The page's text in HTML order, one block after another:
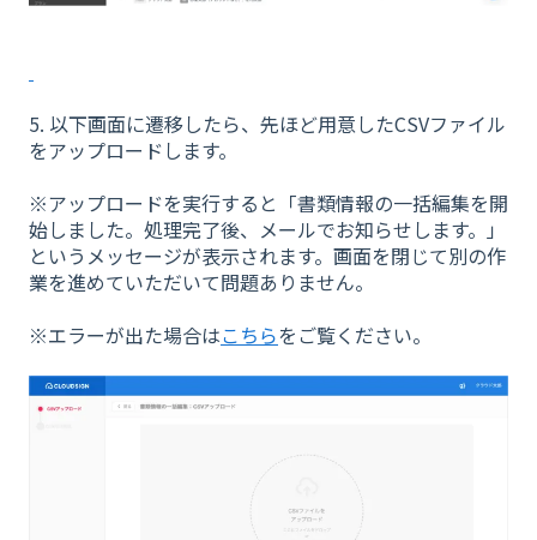
5. 以下画面に遷移したら、先ほど用意したCSVファイル
をアップロードします。
※アップロードを実行すると「書類情報の一括編集を開
始しました。処理完了後、メールでお知らせします。」
というメッセージが表示されます。画面を閉じて別の作
業を進めていただいて問題ありません。
※エラーが出た場合はこちらをご覧ください。